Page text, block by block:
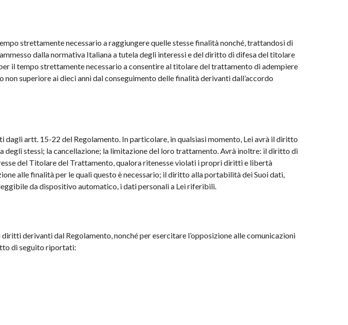
strettamente necessario a raggiungere quelle stesse finalità nonché, trattandosi di
dalla normativa Italiana a tutela degli interessi e del diritto di difesa del titolare
il tempo strettamente necessario a consentire al titolare del trattamento di adempiere
superiore ai dieci anni dal conseguimento delle finalità derivanti dall’accordo
artt. 15-22 del Regolamento. In particolare, in qualsiasi momento, Lei avrà il diritto
degli stessi; la cancellazione; la limitazione del loro trattamento. Avrà inoltre: il diritto di
del Titolare del Trattamento, qualora ritenesse violati i propri diritti e libertà
alle finalità per le quali questo è necessario; il diritto alla portabilità dei Suoi dati,
da dispositivo automatico, i dati personali a Lei riferibili.
derivanti dal Regolamento, nonché per esercitare l’opposizione alle comunicazioni
di seguito riportati: